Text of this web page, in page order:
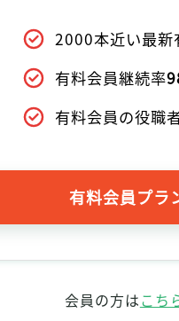
2000本近い最新
有料会員継続率
有料会員の役職
有料会員プラ
会員の方はこち